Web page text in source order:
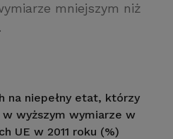
mniejszym niż
na niepełny etat, którzy
wyższym wymiarze w
UE w 2011 roku (%)